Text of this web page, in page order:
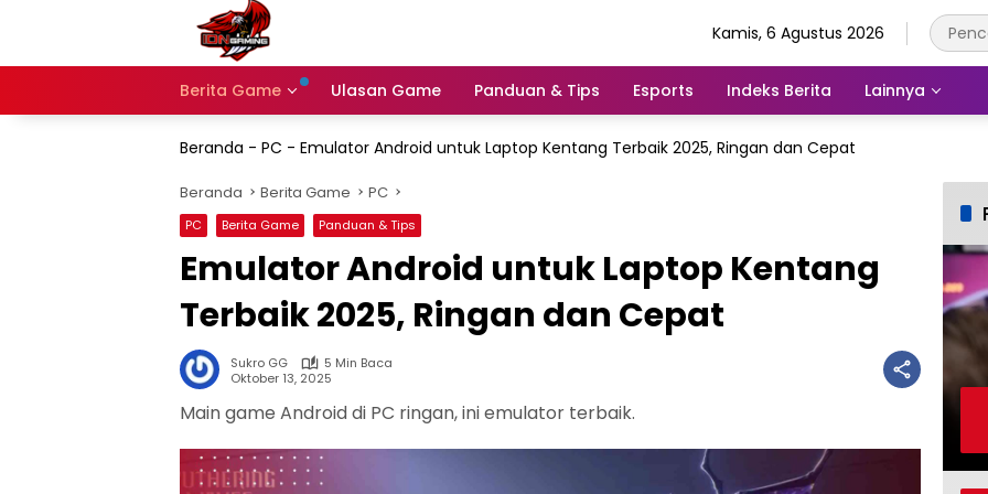
Kamis, 6 Agustus 2026
Berita Game Ulasan Game Panduan & Tips Esports Indeks Berita Lainnya
Beranda - PC - Emulator Android untuk Laptop Kentang Terbaik 2025, Ringan dan Cepat
Beranda Berita Game PC
PC Berita Game Panduan & Tips
Emulator Android untuk Laptop Kentang
Terbaik 2025, Ringan dan Cepat
Sukro GG
5 Min Baca
Oktober 13, 2025
Main game Android di PC ringan, ini emulator terbaik.